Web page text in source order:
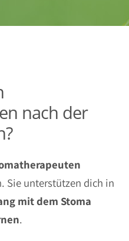
nach der
Sie unterstützen dich in
mit dem Stoma
.